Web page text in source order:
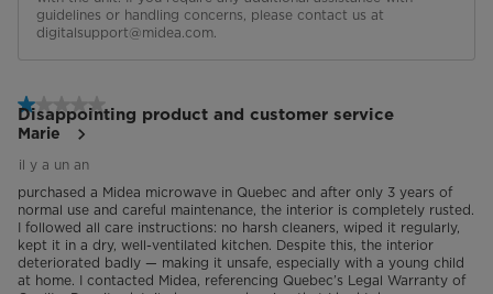
guidelines or handling concerns, please contact us at
digitalsupport@midea.com.
1 étoile(s) sur 5.
Disappointing product and customer service
Marie
il y a un an
purchased a Midea microwave in Quebec and after only 3 years of
normal use and careful maintenance, the interior is completely rusted.
I followed all care instructions: no harsh cleaners, wiped it regularly,
kept it in a dry, well-ventilated kitchen. Despite this, the interior
deteriorated badly — making it unsafe, especially with a young child
at home. I contacted Midea, referencing Quebec’s Legal Warranty of